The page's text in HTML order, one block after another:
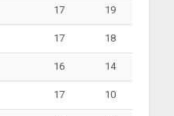
17 19
17 18
16 14
17 10